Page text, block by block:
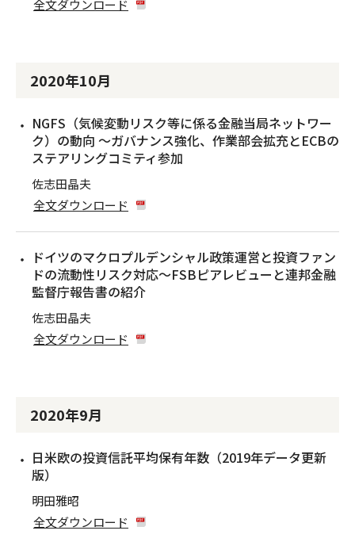
全文ダウンロード
2020年10月
NGFS（気候変動リスク等に係る金融当局ネットワー
ク）の動向 〜ガバナンス強化、作業部会拡充とECBの
ステアリングコミティ参加
佐志田晶夫
全文ダウンロード
ドイツのマクロプルデンシャル政策運営と投資ファン
ドの流動性リスク対応〜FSBピアレビューと連邦金融
監督庁報告書の紹介
佐志田晶夫
全文ダウンロード
2020年9月
日米欧の投資信託平均保有年数（2019年データ更新
版）
明田雅昭
全文ダウンロード